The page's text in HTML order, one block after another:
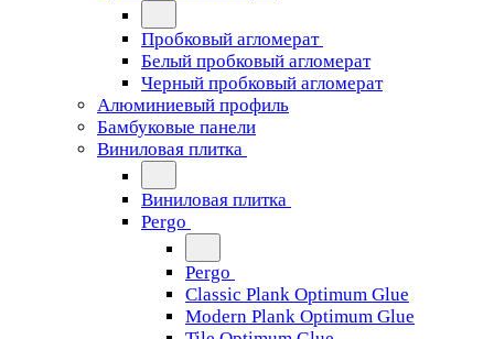
Пробковый агломерат
Белый пробковый агломерат
Черный пробковый агломерат
Алюминиевый профиль
Бамбуковые панели
Виниловая плитка
Виниловая плитка
Pergo
Pergo
Classic Plank Optimum Glue
Modern Plank Optimum Glue